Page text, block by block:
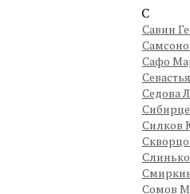
С
Савин
Сафо
Седова
Силков
Сомов